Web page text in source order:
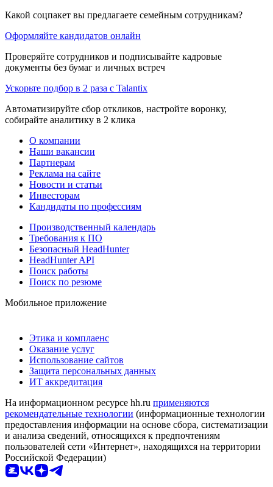
Какой соцпакет вы предлагаете семейным сотрудникам?
Оформляйте кандидатов онлайн
Проверяйте сотрудников и подписывайте кадровые
документы без бумаг и личных встреч
Ускорьте подбор в 2 раза с Talantix
Автоматизируйте сбор откликов, настройте воронку,
собирайте аналитику в 2 клика
О компании
Наши вакансии
Партнерам
Реклама на сайте
Новости и статьи
Инвесторам
Кандидаты по профессиям
Производственный календарь
Требования к ПО
Безопасный HeadHunter
HeadHunter API
Поиск работы
Поиск по резюме
Мобильное приложение
Этика и комплаенс
Оказание услуг
Использование сайтов
Защита персональных данных
ИТ аккредитация
На информационном ресурсе hh.ru применяются
рекомендательные технологии (информационные технологии
предоставления информации на основе сбора, систематизации
и анализа сведений, относящихся к предпочтениям
пользователей сети «Интернет», находящихся на территории
Российской Федерации)